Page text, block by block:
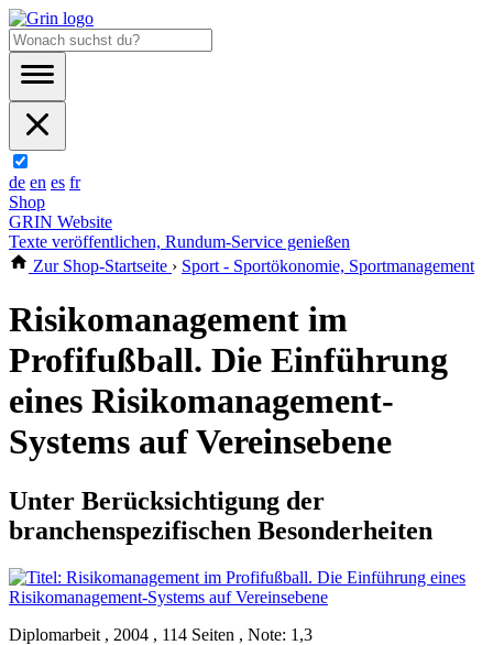
de en es fr
Shop
GRIN Website
Texte veröffentlichen, Rundum-Service genießen
Zur Shop-Startseite › Sport - Sportökonomie, Sportmanagement
Risikomanagement im
Profifußball. Die Einführung
eines Risikomanagement-
Systems auf Vereinsebene
Unter Berücksichtigung der
branchenspezifischen Besonderheiten
Diplomarbeit , 2004 , 114 Seiten , Note: 1,3